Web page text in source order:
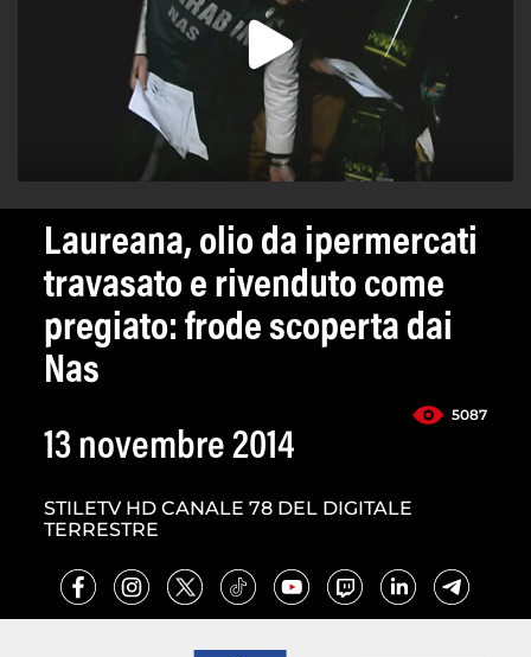
Laureana, olio da ipermercati
travasato e rivenduto come
pregiato: frode scoperta dai
Nas
5087
13 novembre 2014
STILETV HD CANALE 78 DEL DIGITALE
TERRESTRE